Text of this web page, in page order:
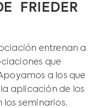
FRIEDER
entrenan a
que
a los que
aplicación de los
seminarios.